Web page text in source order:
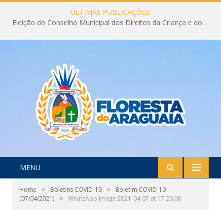
ÚLTIMAS PUBLICAÇÕES:
Eleição do Conselho Municipal dos Direitos da Criança e do Adolescente CMDCA 2026
MENU
Home » Boletins COVID-19 »
Boletim COVID-19
(07/04/2021) » WhatsApp Image 2021-04-07 at 17.20.00